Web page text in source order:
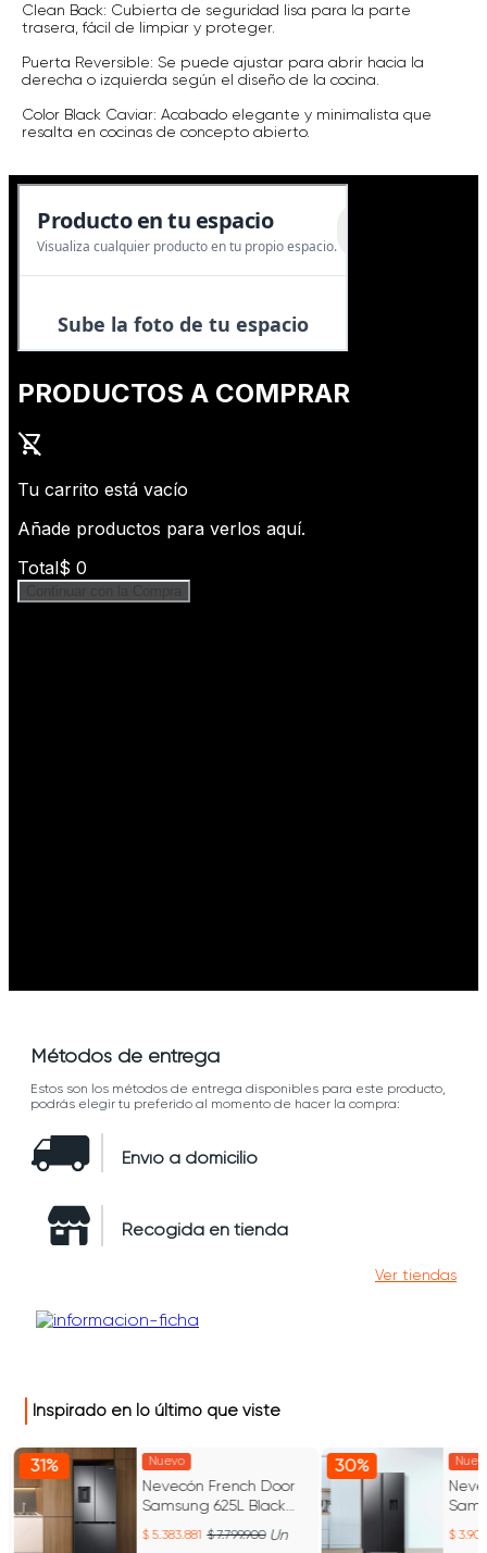
Clean Back: Cubierta de seguridad lisa para la parte
trasera, fácil de limpiar y proteger.
Puerta Reversible: Se puede ajustar para abrir hacia la
derecha o izquierda según el diseño de la cocina.
Color Black Caviar: Acabado elegante y minimalista que
resalta en cocinas de concepto abierto.
Métodos de entrega
Estos son los métodos de entrega disponibles para este producto,
podrás elegir tu preferido al momento de hacer la compra:
Envío a domicilio
Recogida en tienda
Ver tiendas
Inspirado en lo último que viste
31% Nuevo
Nevecón French Door
Samsung 625L Black
Stainless Steel
5.383.881 7.799.900 Un
30%
Mate